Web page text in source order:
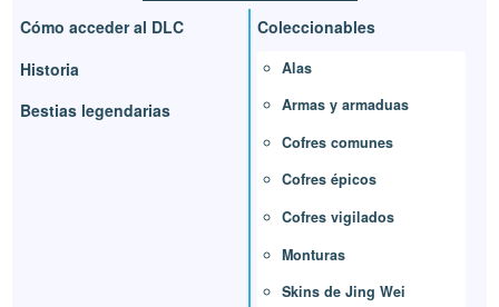
Cómo acceder al DLC
Historia
Bestias legendarias
Coleccionables
Alas
Armas y armaduas
Cofres comunes
Cofres épicos
Cofres vigilados
Monturas
Skins de Jing Wei